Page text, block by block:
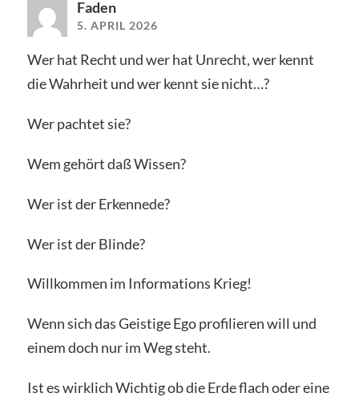
Faden
5. APRIL 2026
Wer hat Recht und wer hat Unrecht, wer kennt
die Wahrheit und wer kennt sie nicht…?
Wer pachtet sie?
Wem gehört daß Wissen?
Wer ist der Erkennede?
Wer ist der Blinde?
Willkommen im Informations Krieg!
Wenn sich das Geistige Ego profilieren will und
einem doch nur im Weg steht.
Ist es wirklich Wichtig ob die Erde flach oder eine